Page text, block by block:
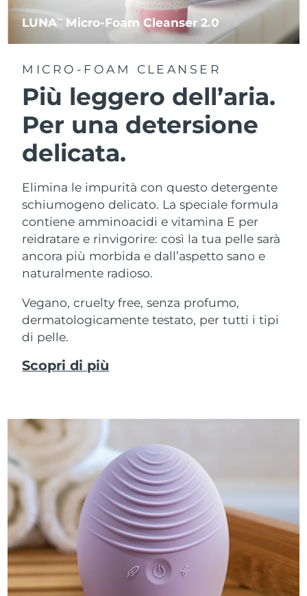
LUNATM Micro-Foam Cleanser 2.0
MICRO-FOAM CLEANSER
Più leggero dell’aria.
Per una detersione
delicata.
Elimina le impurità con questo detergente
schiumogeno delicato. La speciale formula
contiene amminoacidi e vitamina E per
reidratare e rinvigorire: così la tua pelle sarà
ancora più morbida e dall’aspetto sano e
naturalmente radioso.
Vegano, cruelty free, senza profumo,
dermatologicamente testato, per tutti i tipi
di pelle.
Scopri di più